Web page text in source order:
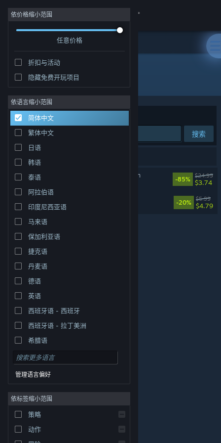
登录
社区
关于
客服
更改语言
获取 Steam 手机应用
查看桌面版网站
© Valve Corporation。保留所有权利。所有商标均为其在
律信息| 无障碍
依价格缩小范围
任意价格
折扣与活动
隐藏免费开玩项目
依语言缩小范围
简体中文
繁体中文
日语
韩语
泰语
阿拉伯语
印度尼西亚语
马来语
保加利亚语
捷克语
丹麦语
德语
英语
西班牙语 - 西班牙
西班牙语 - 拉丁美洲
希腊语
管理语言偏好
依标签缩小范围
策略
动作
开发者: Dope Games
排序依据 相关性
搜索
2 个匹配的搜索结果。
Definitely Not Fried Chicken
-85%
$24.99
$3.74
-20%
$5.99
$4.79